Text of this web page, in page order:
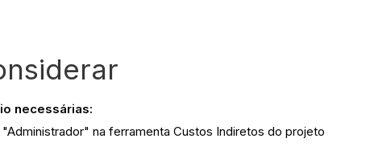
necessárias:
na ferramenta Custos Indiretos do projeto